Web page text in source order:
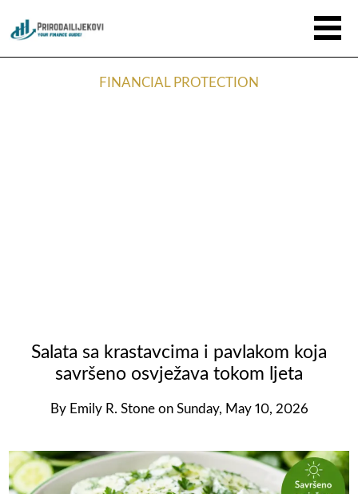
FINANCIAL PROTECTION
Salata sa krastavcima i pavlakom koja
savršeno osvježava tokom ljeta
By Emily R. Stone on Sunday, May 10, 2026